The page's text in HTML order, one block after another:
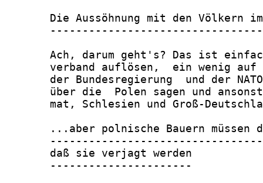
Die Aussöhnung mit den Völkern
Ach, darum geht's? Das ist
verband auflösen,  ein wenig
der Bundesregierung  und der
über die  Polen sagen und
mat, Schlesien und Groß-
...aber polnische Bauern müssen
       daß sie verjagt werden
       ----------------------